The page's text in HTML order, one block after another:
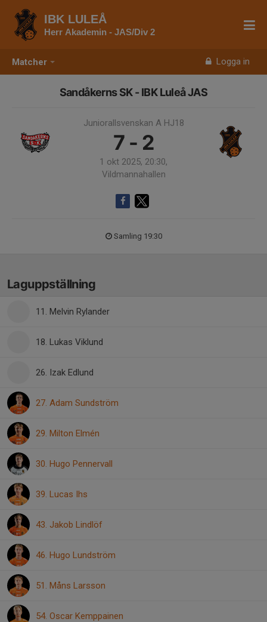
Matcher Logga in
IBK LULEÅ
Herr Akademin - JAS/Div 2
Sandåkerns SK - IBK Luleå JAS
Juniorallsvenskan A HJ18
7 - 2
1 okt 2025, 20:30,
Vildmannahallen
Samling 19:30
Laguppställning
11. Melvin Rylander
18. Lukas Viklund
26. Izak Edlund
27. Adam Sundström
29. Milton Elmén
30. Hugo Pennervall
39. Lucas Ihs
43. Jakob Lindlöf
46. Hugo Lundström
51. Måns Larsson
54. Oscar Kemppainen